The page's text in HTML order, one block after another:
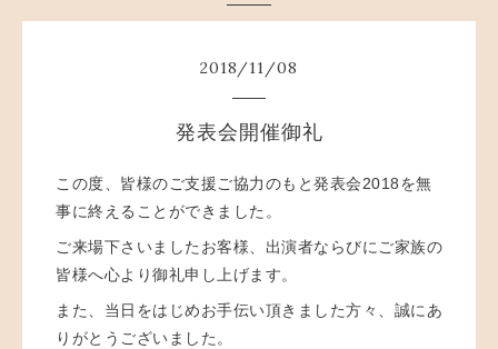
2018/11/08
発表会開催御礼
この度、皆様のご支援ご協力のもと発表会2018を無
事に終えることができました。
ご来場下さいましたお客様、出演者ならびにご家族の
皆様へ心より御礼申し上げます。
また、当日をはじめお手伝い頂きました方々、誠にあ
りがとうございました。